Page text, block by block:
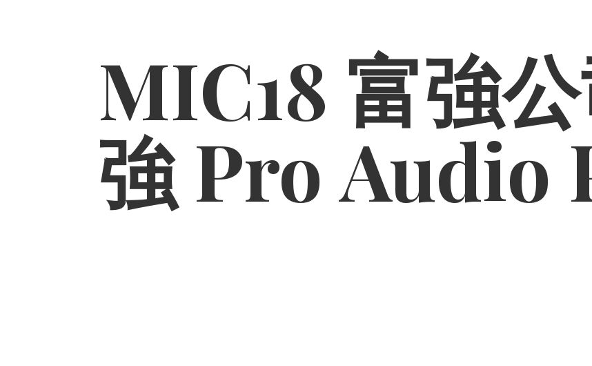
MIC18 富強
強 ProAudio